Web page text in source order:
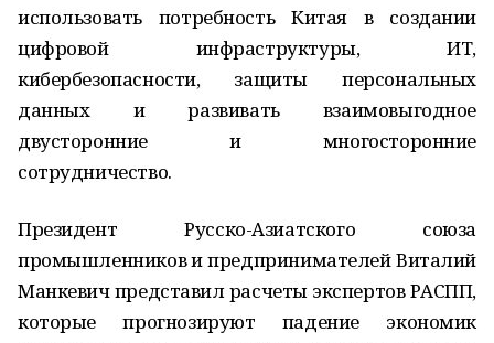
использовать потребность Китая в создании
цифровой инфраструктуры, ИТ,
кибербезопасности, защиты персональных
данных и развивать взаимовыгодное
двусторонние и многосторонние
сотрудничество.
Президент Русско-Азиатского союза
промышленников и предпринимателей Виталий
Манкевич представил расчеты экспертов РАСПП,
которые прогнозируют падение экономик